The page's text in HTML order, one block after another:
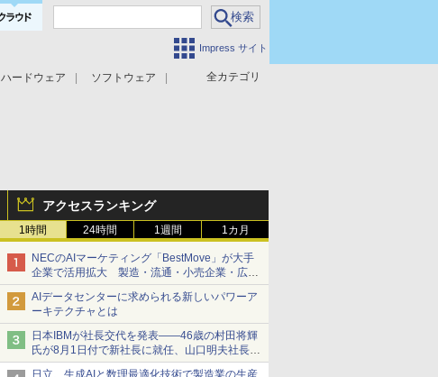
Impress サイト
全カテゴリ
ハードウェア
ソフトウェア
アクセスランキング
1時間 24時間 1週間 1カ月
NECのAIマーケティング「BestMove」が大手
企業で活用拡大 製造・流通・小売企業・広告
代理店などが実装フェーズへ
AIデータセンターに求められる新しいパワーア
ーキテクチャとは
日本IBMが社長交代を発表――46歳の村田将輝
氏が8月1日付で新社長に就任、山口明夫社長は
会長へ
日立、生成AIと数理最適化技術で製造業の生産